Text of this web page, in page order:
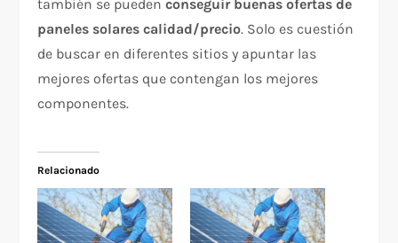
también se puedenconseguir buenas ofertas de
paneles solares calidad/precio. Solo es cuestión
de buscar en diferentes sitios y apuntar las
mejores ofertas que contengan los mejores
componentes.
Relacionado